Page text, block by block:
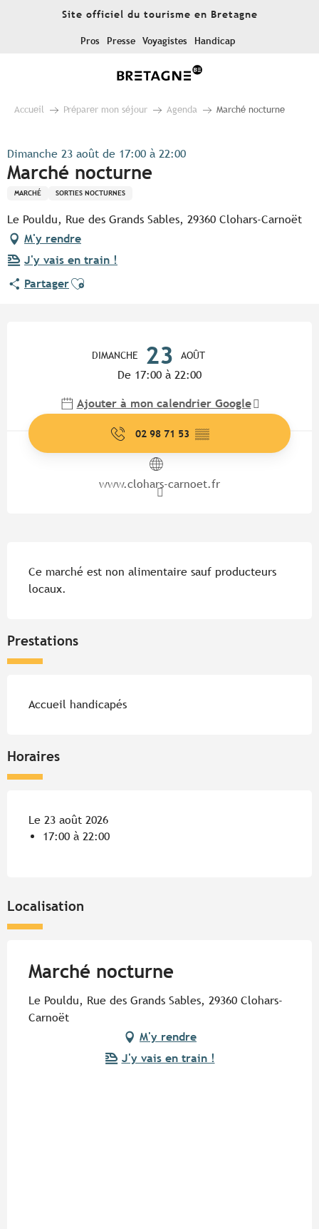
Site officiel du tourisme en Bretagne
Pros Presse Voyagistes Handicap
Accueil Préparer mon séjour Agenda Marché nocturne
Dimanche 23 août de 17:00 à 22:00
Marché nocturne
MARCHÉ SORTIES NOCTURNES
Le Pouldu, Rue des Grands Sables, 29360 Clohars-Carnoët
M'y rendre
J'y vais en train !
PartagerAjouter aux favoris
DIMANCHE 23 AOÛT
De 17:00 à 22:00
Ajouter à mon calendrier Google
02 98 71 53 ▒▒
www.clohars-carnoet.fr
Ce marché est non alimentaire sauf producteurs
locaux.
Prestations
Accueil handicapés
Horaires
Le 23 août 2026
17:00 à 22:00
Localisation
Marché nocturne
Le Pouldu, Rue des Grands Sables, 29360 Clohars-
Carnoët
M'y rendre
J'y vais en train !